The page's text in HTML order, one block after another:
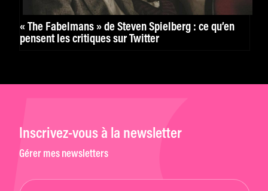
« The Fabelmans » de Steven Spielberg : ce qu’en
pensent les critiques sur Twitter
Inscrivez-vous à la newsletter
Gérer mes newsletters